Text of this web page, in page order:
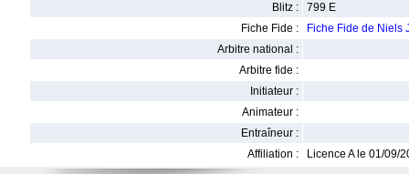
Blitz :
799 E
Fiche Fide :
Fiche Fide de Niels
Arbitre national :
Arbitre fide :
Initiateur :
Animateur :
Entraîneur :
Affiliation :
Licence A le 01/09/